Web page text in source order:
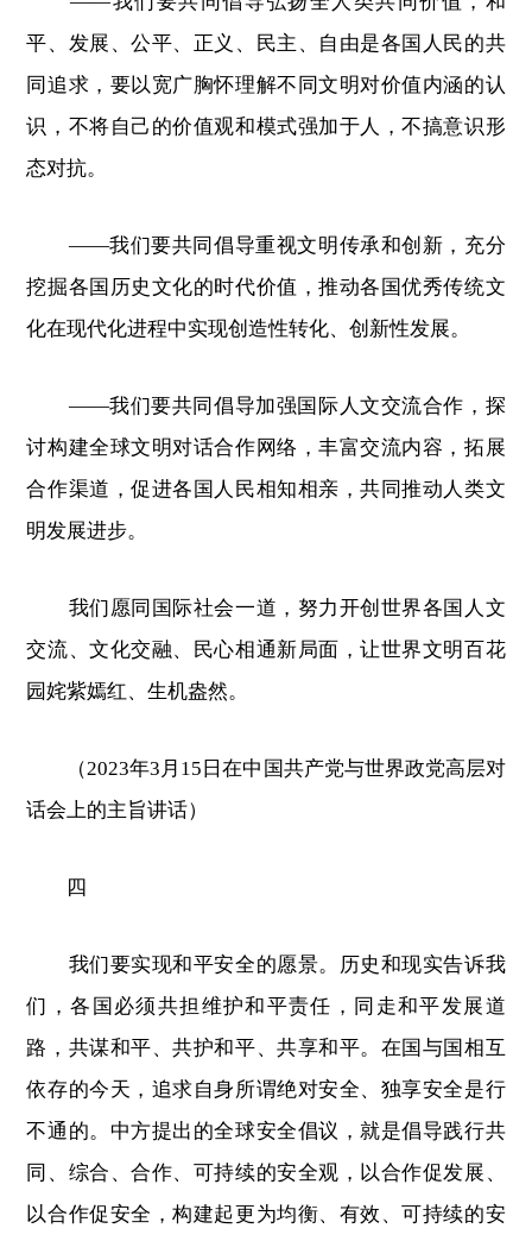
平、发展、公平、正义、民主、自由是各国人民的共
同追求，要以宽广胸怀理解不同文明对价值内涵的认
识，不将自己的价值观和模式强加于人，不搞意识形
态对抗。
——我们要共同倡导重视文明传承和创新，充分
挖掘各国历史文化的时代价值，推动各国优秀传统文
化在现代化进程中实现创造性转化、创新性发展。
——我们要共同倡导加强国际人文交流合作，探
讨构建全球文明对话合作网络，丰富交流内容，拓展
合作渠道，促进各国人民相知相亲，共同推动人类文
明发展进步。
我们愿同国际社会一道，努力开创世界各国人文
交流、文化交融、民心相通新局面，让世界文明百花
园姹紫嫣红、生机盎然。
（2023年3月15日在中国共产党与世界政党高层对
话会上的主旨讲话）
四
我们要实现和平安全的愿景。历史和现实告诉我
们，各国必须共担维护和平责任，同走和平发展道
路，共谋和平、共护和平、共享和平。在国与国相互
依存的今天，追求自身所谓绝对安全、独享安全是行
不通的。中方提出的全球安全倡议，就是倡导践行共
同、综合、合作、可持续的安全观，以合作促发展、
以合作促安全，构建起更为均衡、有效、可持续的安